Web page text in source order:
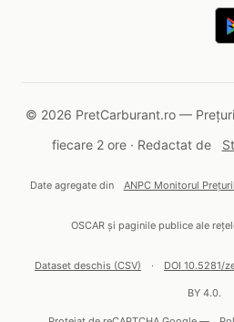
© 2026 PretCarburant.ro —
fiecare 2 ore · Redactat de
Date agregate din ANPC Monitorul
OSCAR și paginile publice ale
Dataset deschis (CSV) · DOI 10.5281/
BY 4.0.